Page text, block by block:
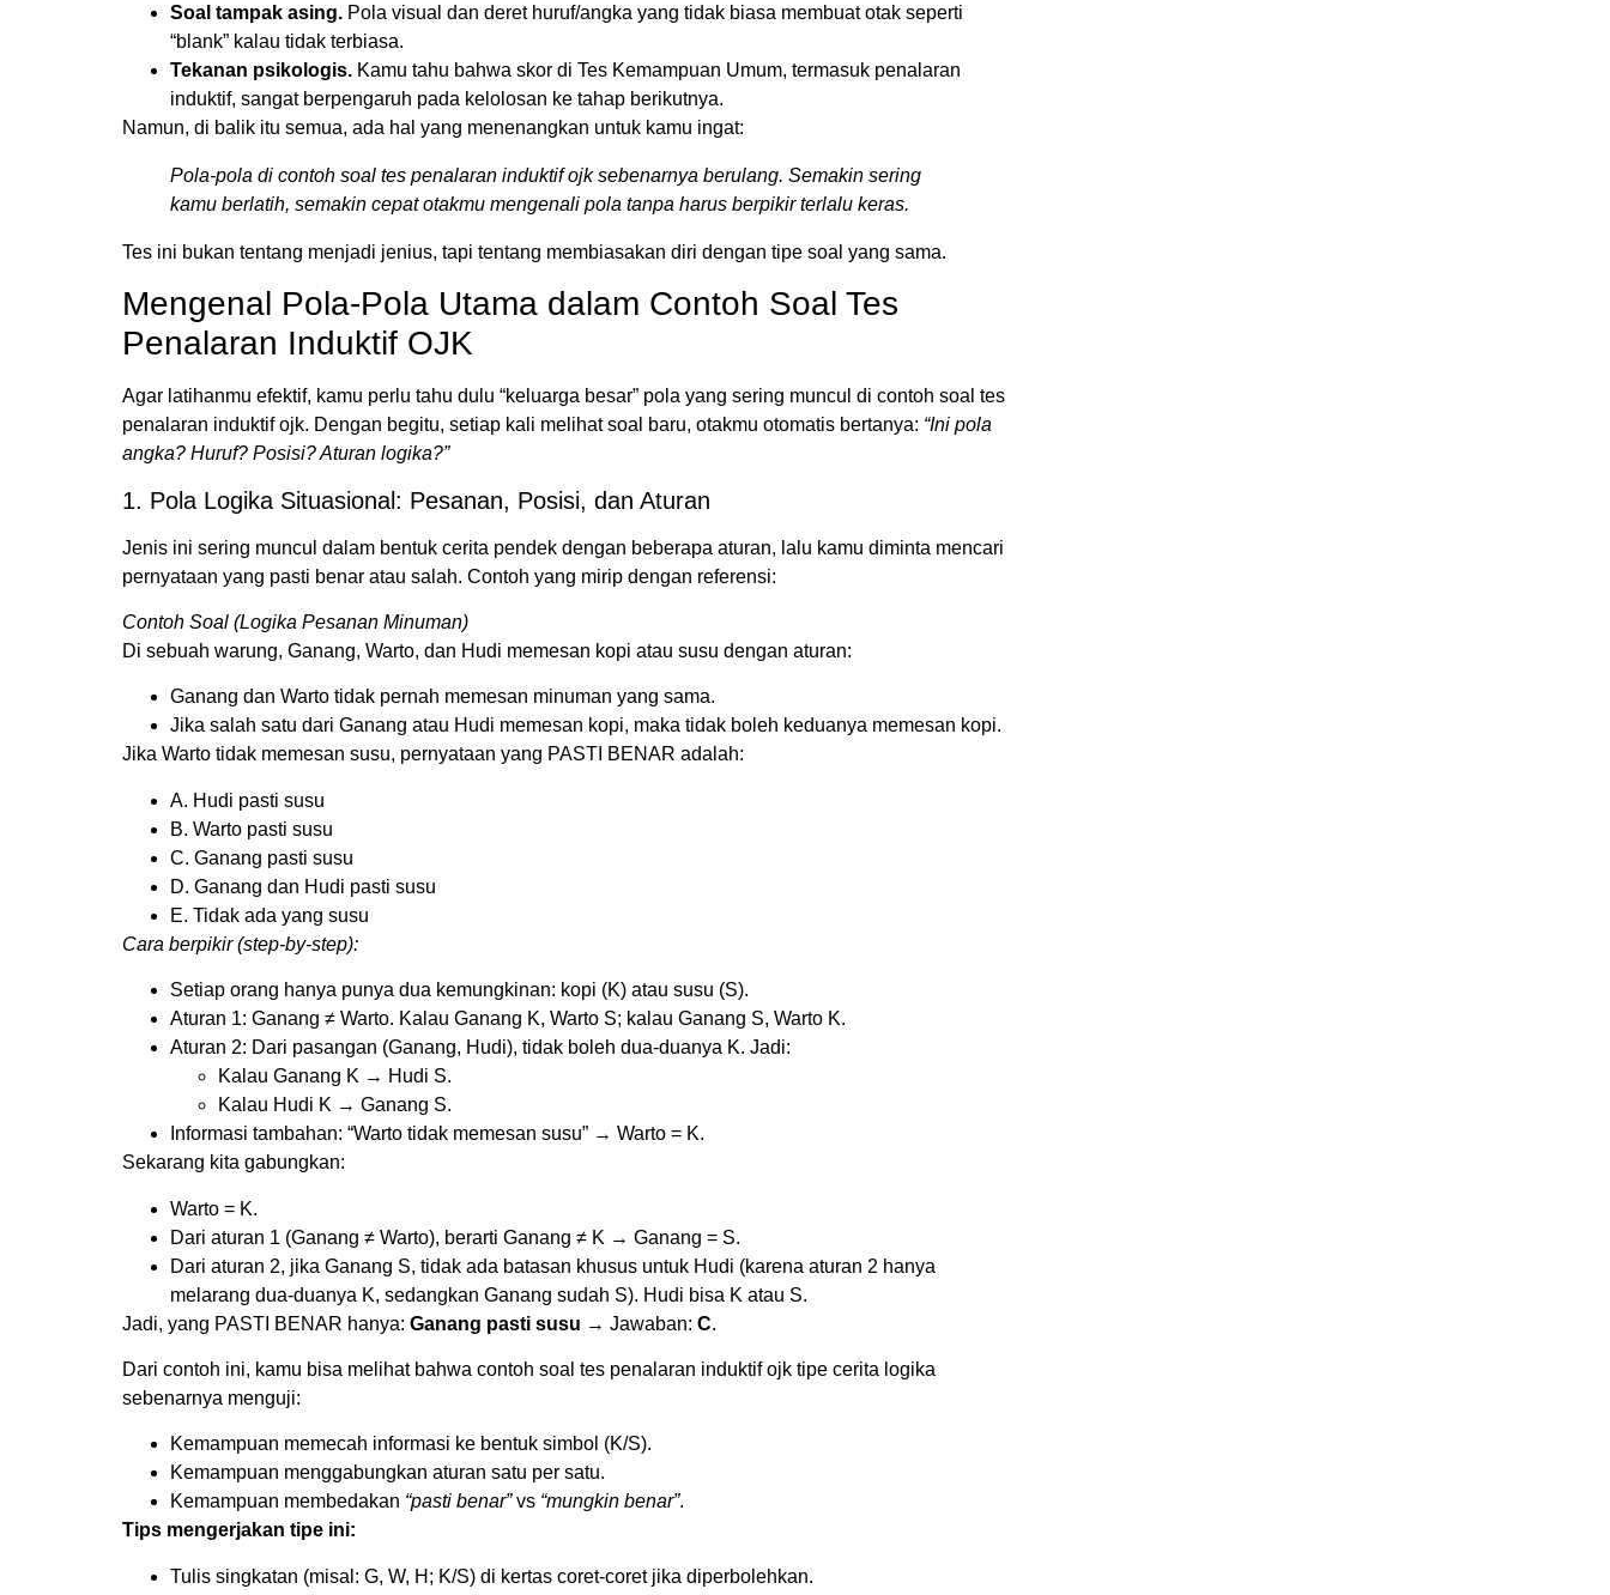
Soal tampak asing. Pola visual dan deret huruf/angka yang tidak biasa membuat otak seperti
“blank” kalau tidak terbiasa.
Tekanan psikologis. Kamu tahu bahwa skor di Tes Kemampuan Umum, termasuk penalaran
induktif, sangat berpengaruh pada kelolosan ke tahap berikutnya.
Namun, di balik itu semua, ada hal yang menenangkan untuk kamu ingat:
Pola-pola di contoh soal tes penalaran induktif ojk sebenarnya berulang. Semakin sering
kamu berlatih, semakin cepat otakmu mengenali pola tanpa harus berpikir terlalu keras.
Tes ini bukan tentang menjadi jenius, tapi tentang membiasakan diri dengan tipe soal yang sama.
Mengenal Pola-Pola Utama dalam Contoh Soal Tes
Penalaran Induktif OJK
Agar latihanmu efektif, kamu perlu tahu dulu “keluarga besar” pola yang sering muncul di contoh soal tes
penalaran induktif ojk. Dengan begitu, setiap kali melihat soal baru, otakmu otomatis bertanya: “Ini pola
angka? Huruf? Posisi? Aturan logika?”
1. Pola Logika Situasional: Pesanan, Posisi, dan Aturan
Jenis ini sering muncul dalam bentuk cerita pendek dengan beberapa aturan, lalu kamu diminta mencari
pernyataan yang pasti benar atau salah. Contoh yang mirip dengan referensi:
Contoh Soal (Logika Pesanan Minuman)
Di sebuah warung, Ganang, Warto, dan Hudi memesan kopi atau susu dengan aturan:
Ganang dan Warto tidak pernah memesan minuman yang sama.
Jika salah satu dari Ganang atau Hudi memesan kopi, maka tidak boleh keduanya memesan kopi.
Jika Warto tidak memesan susu, pernyataan yang PASTI BENAR adalah:
A. Hudi pasti susu
B. Warto pasti susu
C. Ganang pasti susu
D. Ganang dan Hudi pasti susu
E. Tidak ada yang susu
Cara berpikir (step-by-step):
Setiap orang hanya punya dua kemungkinan: kopi (K) atau susu (S).
Aturan 1: Ganang ≠ Warto. Kalau Ganang K, Warto S; kalau Ganang S, Warto K.
Aturan 2: Dari pasangan (Ganang, Hudi), tidak boleh dua-duanya K. Jadi:
Kalau Ganang K → Hudi S.
Kalau Hudi K → Ganang S.
Informasi tambahan: “Warto tidak memesan susu” → Warto = K.
Sekarang kita gabungkan:
Warto = K.
Dari aturan 1 (Ganang ≠ Warto), berarti Ganang ≠ K → Ganang = S.
Dari aturan 2, jika Ganang S, tidak ada batasan khusus untuk Hudi (karena aturan 2 hanya
melarang dua-duanya K, sedangkan Ganang sudah S). Hudi bisa K atau S.
Jadi, yang PASTI BENAR hanya: Ganang pasti susu → Jawaban: C.
Dari contoh ini, kamu bisa melihat bahwa contoh soal tes penalaran induktif ojk tipe cerita logika
sebenarnya menguji:
Kemampuan memecah informasi ke bentuk simbol (K/S).
Kemampuan menggabungkan aturan satu per satu.
Kemampuan membedakan “pasti benar”vs “mungkin benar”.
Tips mengerjakan tipe ini:
Tulis singkatan (misal: G, W, H; K/S) di kertas coret-coret jika diperbolehkan.